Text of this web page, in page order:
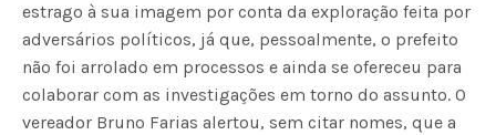
estrago à sua imagem por conta da exploração feita por
adversários políticos, já que, pessoalmente, o prefeito
não foi arrolado em processos e ainda se ofereceu para
colaborar com as investigações em torno do assunto. O
vereador Bruno Farias alertou, sem citar nomes, que a